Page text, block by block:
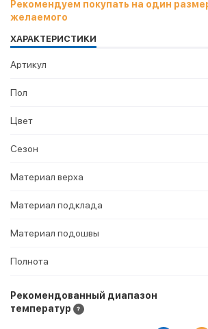
Рекомендуем покупать на один
желаемого
ХАРАКТЕРИСТИКИ
Артикул
Пол
Цвет
Сезон
Материал верха
Материал подклада
Материал подошвы
Полнота
Рекомендованный диапазон
температур